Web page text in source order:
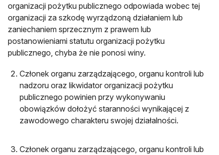
organizacji pożytku publicznego odpowiada wobec tej
organizacji za szkodę wyrządzoną działaniem lub
zaniechaniem sprzecznym z prawem lub
postanowieniami statutu organizacji pożytku
publicznego, chyba że nie ponosi winy.
Członek organu zarządzającego, organu kontroli lub
nadzoru oraz likwidator organizacji pożytku
publicznego powinien przy wykonywaniu
obowiązków dołożyć staranności wynikającej z
zawodowego charakteru swojej działalności.
Członek organu zarządzającego, organu kontroli lub